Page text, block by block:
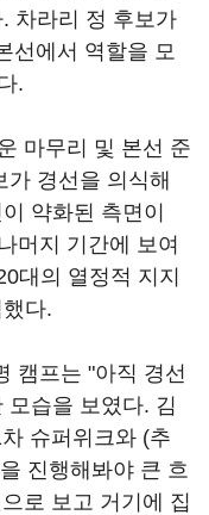
차라리 정 후보가
선에서 역할을 모
.
마무리 및 본선 준
경선을 의식해
약화된 측면이
머지 기간에 보여
대의 열정적 지지
다.
캠프는 "아직 경선
모습을 보였다. 김
슈퍼위크와 (추
진행해봐야 큰 흐
로 보고 거기에 집